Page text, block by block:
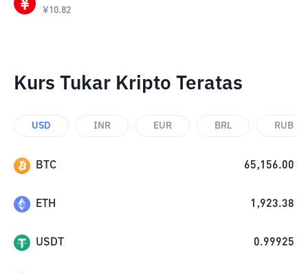
¥10.82
Kurs Tukar Kripto Teratas
USD INR EUR BRL RUB
BTC 65,156.00
ETH 1,923.38
USDT 0.99925